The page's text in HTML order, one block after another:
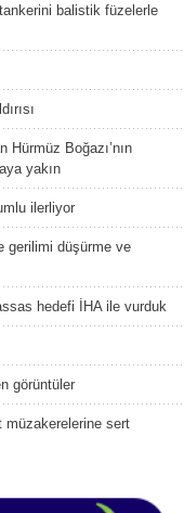
balistik füzelerle
Boğazı’nın
yakın
ilerliyor
gerilimi düşürme ve
hedefi İHA ile vurduk
görüntüler
müzakerelerine sert